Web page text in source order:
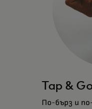
Tap &
По-бърз и